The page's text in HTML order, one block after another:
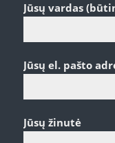
Jūsų vardas
Jūsų el. pašto
Jūsų žinutė